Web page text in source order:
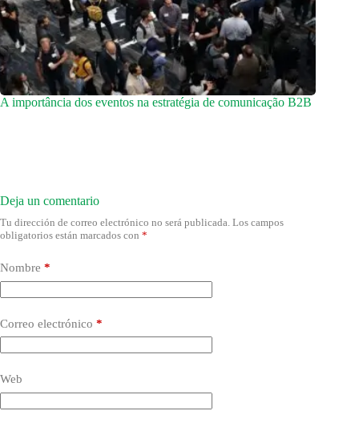
A importância dos eventos na estratégia de comunicação B2B
Deja un comentario
Tu dirección de correo electrónico no será publicada. Los campos
obligatorios están marcados con *
Nombre *
Correo electrónico *
Web